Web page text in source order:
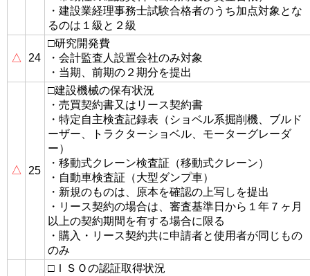
・建設業経理事務士試験合格者のうち加点対象とな
るのは１級と２級
△ 24
□研究開発費
・会計監査人設置会社のみ対象
・当期、前期の２期分を提出
△ 25
□建設機械の保有状況
・売買契約書又はリース契約書
・特定自主検査記録表（ショベル系掘削機、ブルド
ーザー、トラクターショベル、モーターグレーダ
ー）
・移動式クレーン検査証（移動式クレーン）
・自動車検査証（大型ダンプ車）
・新規のものは、原本を確認の上写しを提出
・リース契約の場合は、審査基準日から１年７ヶ月
以上の契約期間を有する場合に限る
・購入・リース契約共に申請者と使用者が同じもの
のみ
□ＩＳＯの認証取得状況